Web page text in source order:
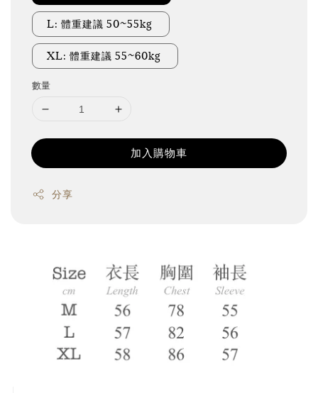
L: 體重建議 50~55kg
XL: 體重建議 55~60kg
數量
加入購物車
分享